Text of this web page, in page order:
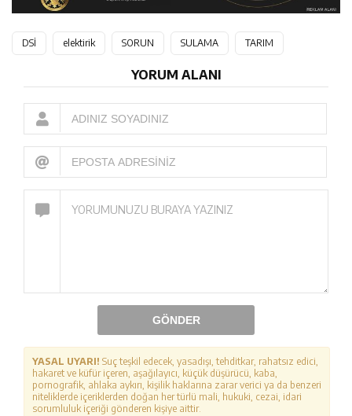
DSİ elektirik SORUN SULAMA TARIM
YORUM ALANI
GÖNDER
YASAL UYARI! Suç teşkil edecek, yasadışı, tehditkar, rahatsız edici,
hakaret ve küfür içeren, aşağılayıcı, küçük düşürücü, kaba,
pornografik, ahlaka aykırı, kişilik haklarına zarar verici ya da benzeri
niteliklerde içeriklerden doğan her türlü mali, hukuki, cezai, idari
sorumluluk içeriği gönderen kişiye aittir.